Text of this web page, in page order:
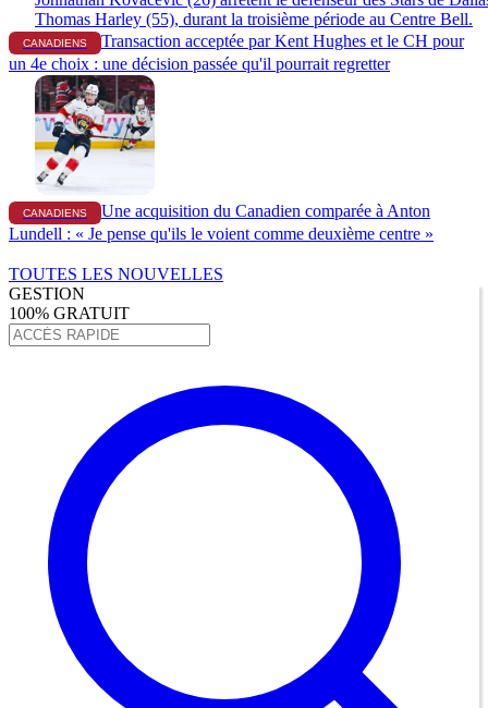
CANADIENS
Transaction acceptée par Kent Hughes et le CH pour
un 4e choix : une décision passée qu'il pourrait regretter
CANADIENS
Une acquisition du Canadien comparée à Anton
Lundell : « Je pense qu'ils le voient comme deuxième centre »
TOUTES LES NOUVELLES
GESTION
100% GRATUIT